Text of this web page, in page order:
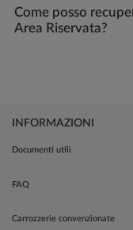
Come posso
Area Riservata?
INFORMAZIONI
Documenti utili
FAQ
Carrozzerie convenzionate